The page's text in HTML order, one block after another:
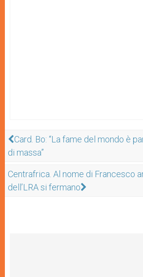
Card. Bo: “La fame del mondo è
di massa”
Centrafrica. Al nome di Francesco
dell’LRA si fermano